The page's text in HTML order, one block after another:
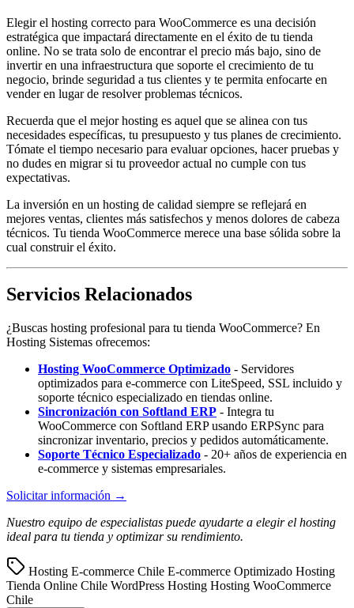
Elegir el hosting correcto para WooCommerce es una decisión
estratégica que impactará directamente en el éxito de tu tienda
online. No se trata solo de encontrar el precio más bajo, sino de
invertir en una infraestructura que soporte el crecimiento de tu
negocio, brinde seguridad a tus clientes y te permita enfocarte en
vender en lugar de resolver problemas técnicos.
Recuerda que el mejor hosting es aquel que se alinea con tus
necesidades específicas, tu presupuesto y tus planes de crecimiento.
Tómate el tiempo necesario para evaluar opciones, hacer pruebas y
no dudes en migrar si tu proveedor actual no cumple con tus
expectativas.
La inversión en un hosting de calidad siempre se reflejará en
mejores ventas, clientes más satisfechos y menos dolores de cabeza
técnicos. Tu tienda WooCommerce merece una base sólida sobre la
cual construir el éxito.
Servicios Relacionados
¿Buscas hosting profesional para tu tienda WooCommerce? En
Hosting Sistemas ofrecemos:
Hosting WooCommerce Optimizado - Servidores
optimizados para e-commerce con LiteSpeed, SSL incluido y
soporte técnico especializado en tiendas online.
Sincronización con Softland ERP - Integra tu
WooCommerce con Softland ERP usando ERPSync para
sincronizar inventario, precios y pedidos automáticamente.
Soporte Técnico Especializado - 20+ años de experiencia en
e-commerce y sistemas empresariales.
Solicitar información →
Nuestro equipo de especialistas puede ayudarte a elegir el hosting
ideal para tu tienda y optimizar su rendimiento.
Hosting E-commerce Chile E-commerce Optimizado Hosting
Tienda Online Chile WordPress Hosting Hosting WooCommerce
Chile